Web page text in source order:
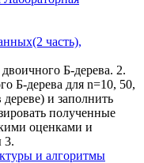
часть),
Б-дерева. 2.
Б-дерева для n=10, 50,
и заполнить
полученные
оценками и
3.
и алгоритмы